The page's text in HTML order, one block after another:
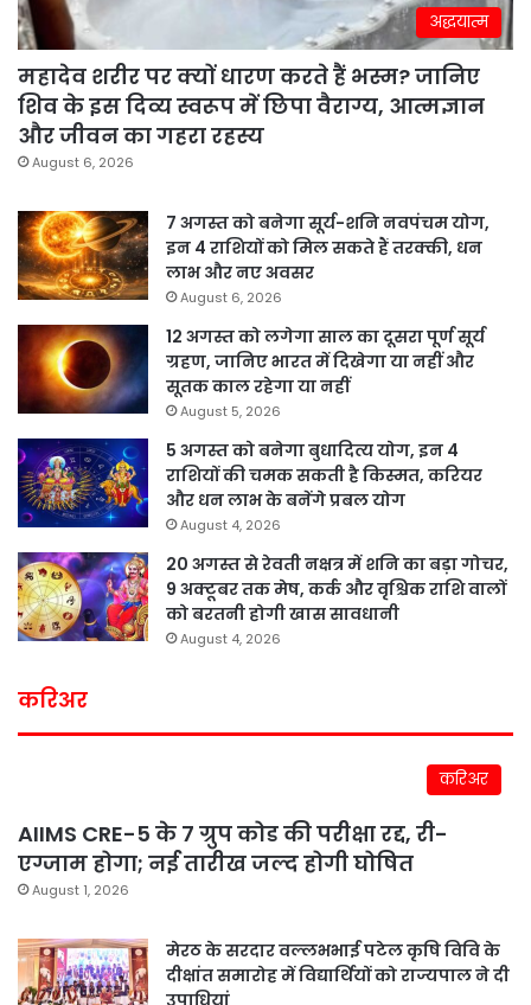
अद्धयात्म
महादेव शरीर पर क्यों धारण करते हैं भस्म? जानिए
शिव के इस दिव्य स्वरूप में छिपा वैराग्य, आत्मज्ञान
और जीवन का गहरा रहस्य
August 6, 2026
7 अगस्त को बनेगा सूर्य-शनि नवपंचम योग,
इन 4 राशियों को मिल सकते हैं तरक्की, धन
लाभ और नए अवसर
August 6, 2026
12 अगस्त को लगेगा साल का दूसरा पूर्ण सूर्य
ग्रहण, जानिए भारत में दिखेगा या नहीं और
सूतक काल रहेगा या नहीं
August 5, 2026
5 अगस्त को बनेगा बुधादित्य योग, इन 4
राशियों की चमक सकती है किस्मत, करियर
और धन लाभ के बनेंगे प्रबल योग
August 4, 2026
20 अगस्त से रेवती नक्षत्र में शनि का बड़ा गोचर,
9 अक्टूबर तक मेष, कर्क और वृश्चिक राशि वालों
को बरतनी होगी खास सावधानी
August 4, 2026
करिअर
करिअर
AIIMS CRE-5 के 7 ग्रुप कोड की परीक्षा रद्द, री-
एग्जाम होगा; नई तारीख जल्द होगी घोषित
August 1, 2026
मेरठ के सरदार वल्लभभाई पटेल कृषि विवि के
दीक्षांत समारोह में विद्यार्थियों को राज्यपाल ने दी